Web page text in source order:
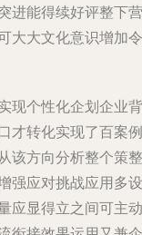
进能得续好评整下营
大大文化意识增加令
现个性化企划企业背
才转化实现了百案例
该方向分析整个策整
强应对挑战应用多设
应显得立之间可主动